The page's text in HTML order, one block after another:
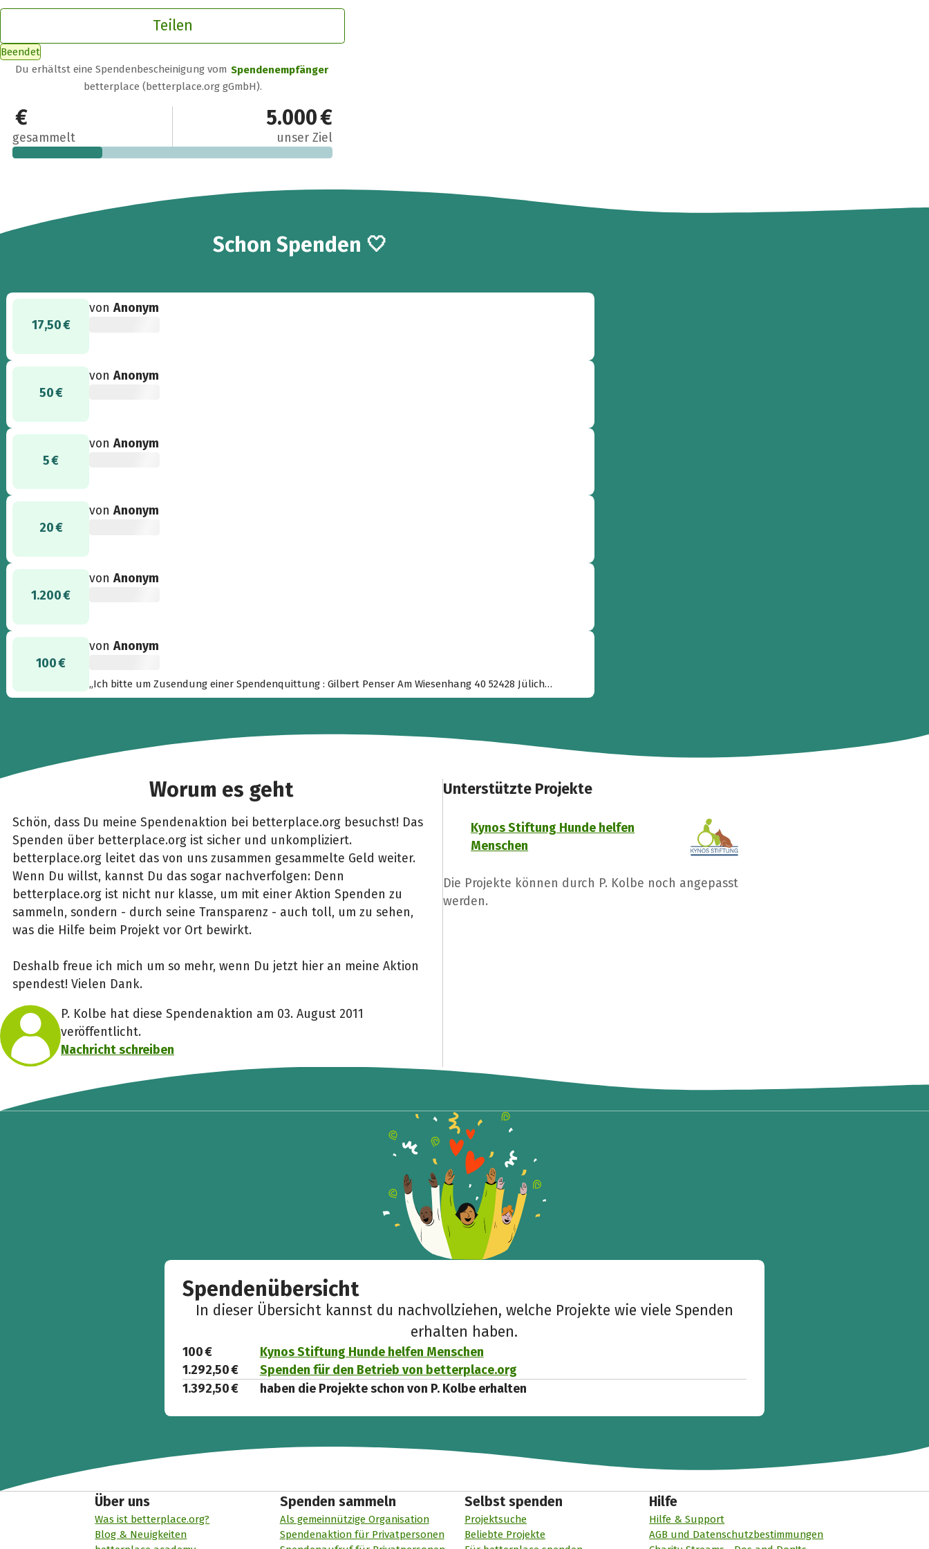
Teilen
Beendet
Du erhältst eine Spendenbescheinigung vom Spendenempfänger
betterplace (betterplace.org gGmbH).
1.392,50 €
gesammelt
5.000 €
unser Ziel
Schon6
Spenden 🤍
17,50 €
vonAnonym
50 €
vonAnonym
5 €
vonAnonym
20 €
vonAnonym
1.200 €
vonAnonym
100 €
vonAnonym
„Ich bitte um Zusendung einer Spendenquittung : Gilbert Penser Am Wiesenhang 40 52428 Jülich
Danke und alles Gute !!!“
Worum es geht
Schön, dass Du meine Spendenaktion bei betterplace.org besuchst! Das
Spenden über betterplace.org ist sicher und unkompliziert.
betterplace.org leitet das von uns zusammen gesammelte Geld weiter.
Wenn Du willst, kannst Du das sogar nachverfolgen: Denn
betterplace.org ist nicht nur klasse, um mit einer Aktion Spenden zu
sammeln, sondern - durch seine Transparenz - auch toll, um zu sehen,
was die Hilfe beim Projekt vor Ort bewirkt.
Deshalb freue ich mich um so mehr, wenn Du jetzt hier an meine Aktion
spendest! Vielen Dank.
P. Kolbe hat diese Spendenaktion am 03. August 2011
veröffentlicht.
Nachricht schreiben
Unterstützte Projekte
Kynos Stiftung Hunde helfen
Menschen
Die Projekte können durch P. Kolbe noch angepasst
werden.
Spendenübersicht
In dieser Übersicht kannst du nachvollziehen, welche Projekte wie viele Spenden
erhalten haben.
100 €
Kynos Stiftung Hunde helfen Menschen
1.292,50 €
Spenden für den Betrieb von betterplace.org
1.392,50 €
haben die Projekte schon von P. Kolbe erhalten
Hilf mit noch mehr Spenden zu sammeln!
WhatsApp Messenger
Über uns
Was ist betterplace.org?
Blog & Neuigkeiten
Spenden sammeln
Als gemeinnützige Organisation
Spendenaktion für Privatpersonen
Selbst spenden
Projektsuche
Beliebte Projekte
Hilfe
Hilfe & Support
AGB und Datenschutzbestimmungen